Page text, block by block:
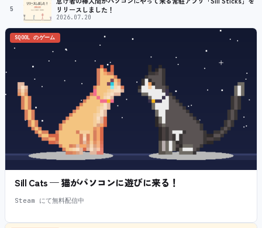
5
リリースしました！
2026.07.20
SQOOL のゲーム
Sill Cats — 猫がパソコンに遊びに来る！
Steam にて無料配信中